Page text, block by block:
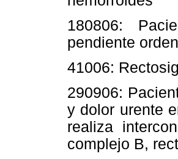
18­08­06:
pendiente
4­10­06:
29­09­06:
y dolor urente
realiza
complejo B,